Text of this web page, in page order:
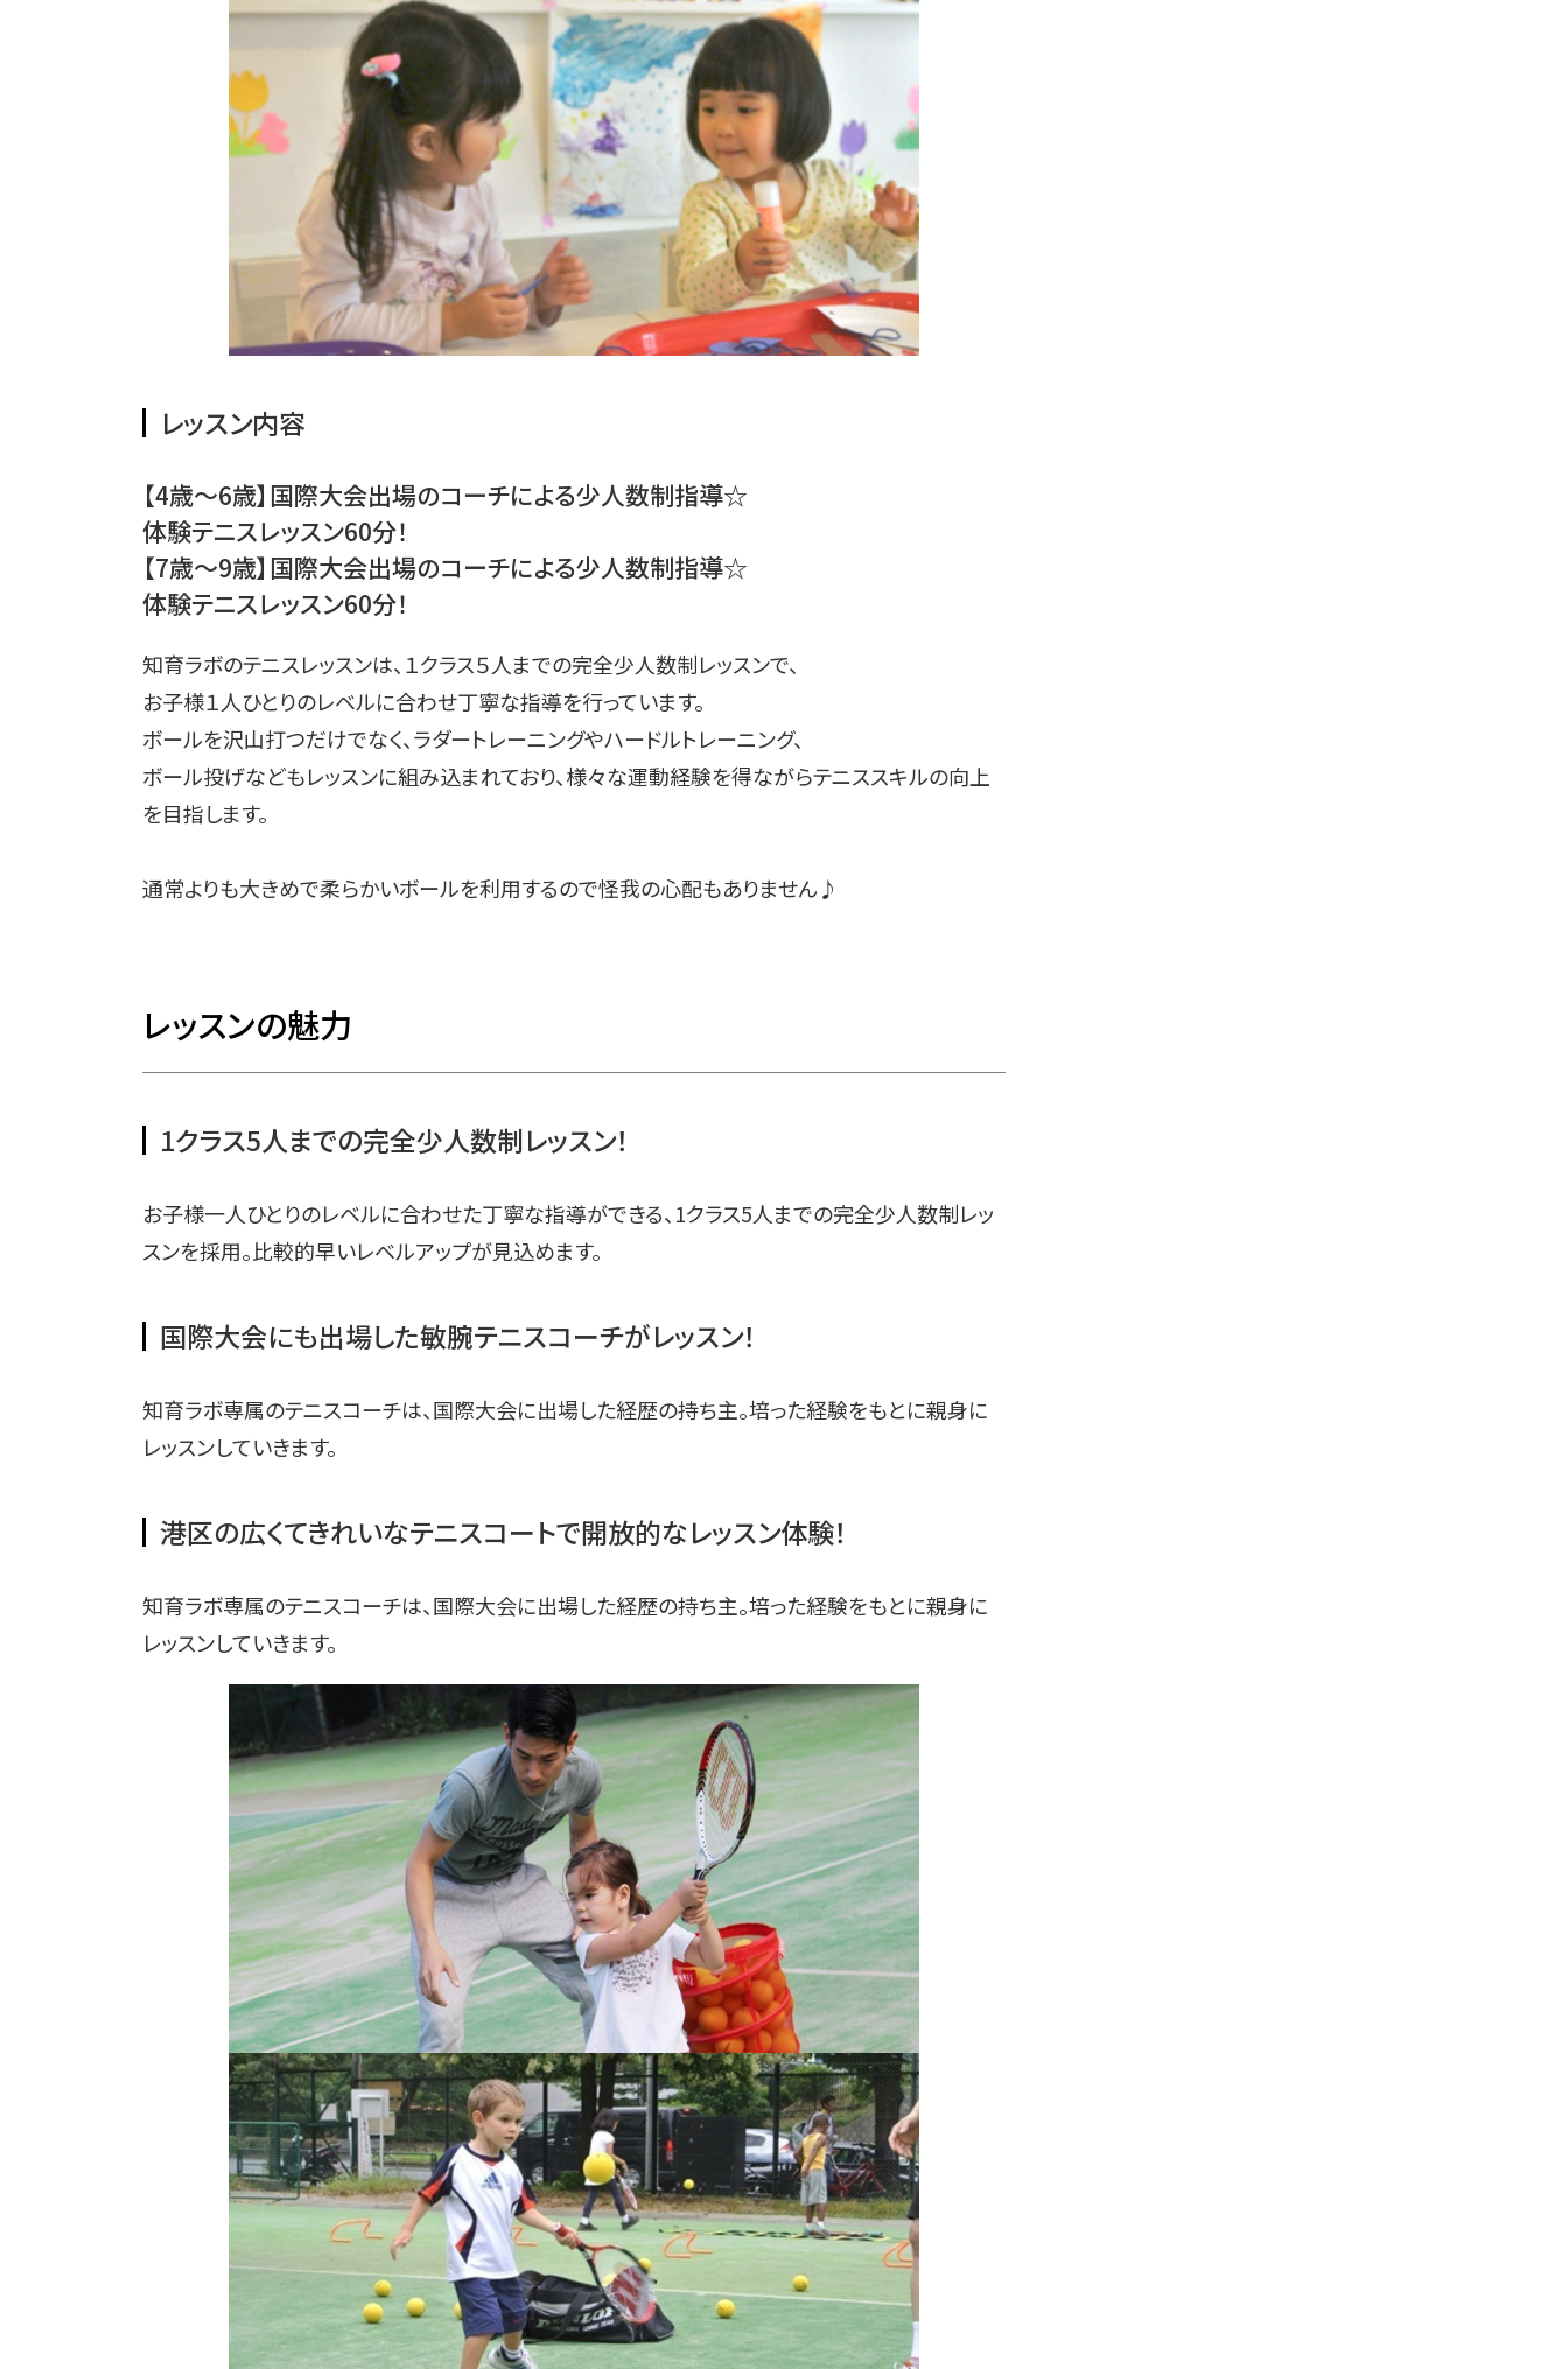
レッスン内容
【4歳～6歳】国際大会出場のコーチによる少人数制指導☆
体験テニスレッスン60分！
【7歳～9歳】国際大会出場のコーチによる少人数制指導☆
体験テニスレッスン60分！
知育ラボのテニスレッスンは、１クラス５人までの完全少人数制レッスンで、
お子様１人ひとりのレベルに合わせ丁寧な指導を行っています。
ボールを沢山打つだけでなく、ラダートレーニングやハードルトレーニング、
ボール投げなどもレッスンに組み込まれており、様々な運動経験を得ながらテニススキルの向上
を目指します。
通常よりも大きめで柔らかいボールを利用するので怪我の心配もありません♪
レッスンの魅力
1クラス5人までの完全少人数制レッスン！
お子様一人ひとりのレベルに合わせた丁寧な指導ができる、1クラス5人までの完全少人数制レッ
スンを採用。比較的早いレベルアップが見込めます。
国際大会にも出場した敏腕テニスコーチがレッスン！
知育ラボ専属のテニスコーチは、国際大会に出場した経歴の持ち主。培った経験をもとに親身に
レッスンしていきます。
港区の広くてきれいなテニスコートで開放的なレッスン体験！
知育ラボ専属のテニスコーチは、国際大会に出場した経歴の持ち主。培った経験をもとに親身に
レッスンしていきます。